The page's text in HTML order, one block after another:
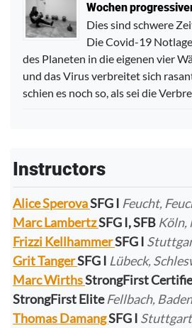
Wochen
Dies sind schwere
Die Covid-19
des Planeten in die eigenen vier
und das Virus verbreitet sich
schien es noch so, als sei die
Instructors
Alice SperovaSFG I Feucht,
Marc LambertzSFG I, SFB Köln,
Frizzi KellhammerSFG I
Grit TangerSFG I Lübeck,
Marc WirthsStrongFirst
StrongFirst EliteFellbach,
Thomas DamangSFG I